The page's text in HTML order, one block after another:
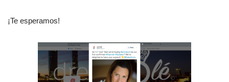
¡Te esperamos!